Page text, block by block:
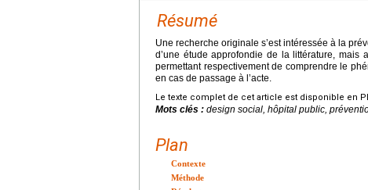
Résumé
Une recherche originale s’est intéressée à la
d’une étude approfondie de la littérature, mais
permettant respectivement de comprendre le
en cas de passage à l’acte.
Le texte complet de cet article est disponible en
Mots clés : design social, hôpital public,
Plan
Contexte
Méthode